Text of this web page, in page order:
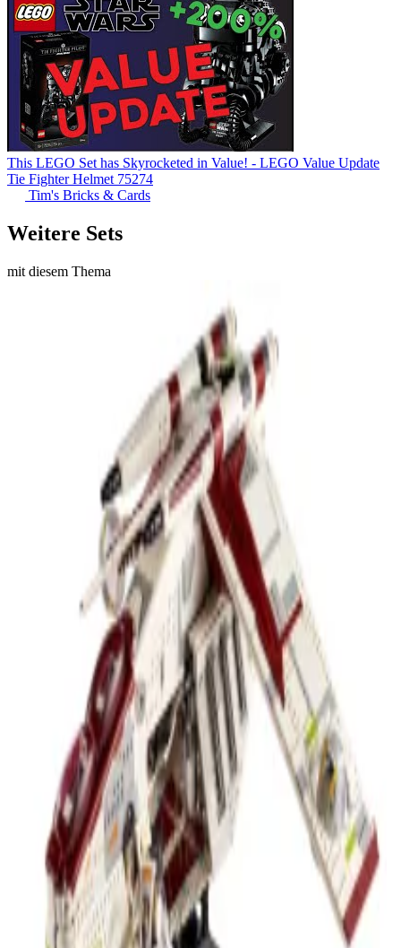
This LEGO Set has Skyrocketed in Value! - LEGO Value Update
Tie Fighter Helmet 75274
Tim's Bricks & Cards
Weitere Sets
mit diesem Thema